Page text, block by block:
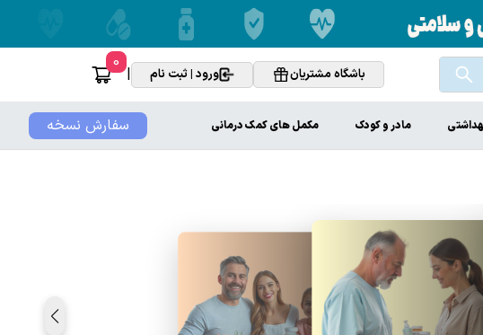
باشگاه مشتریان ورود | ثبت نام |
0
سفارش نسخه مادر و کودک مکمل های کمک درمانی